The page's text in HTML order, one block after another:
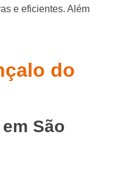
e eficientes. Além
do
São